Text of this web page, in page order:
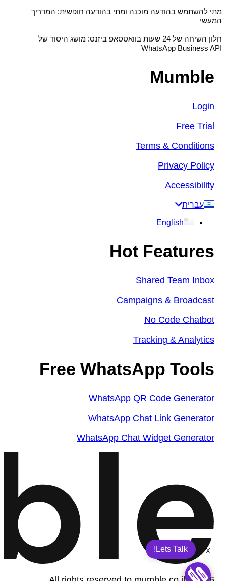
מתי להשתמש בהודעה מוכנה ומתי בהודעה חופשית: המדריך
המעשי
חלון השיחה של 24 שעות בוואטסאפ ביזנס: מושג היסוד של
WhatsApp Business API
Mumble
Login
Free Trial
Terms & Conditions
Privacy Policy
Accessibility
עברית
English
Hot Features
Shared Team Inbox
Campaigns & Broadcast
No Code Chatbot
Tracking & Analytics
Free WhatsApp Tools
WhatsApp QR Code Generator
WhatsApp Chat Link Generator
WhatsApp Chat Widget Generator
Lets Talk! X